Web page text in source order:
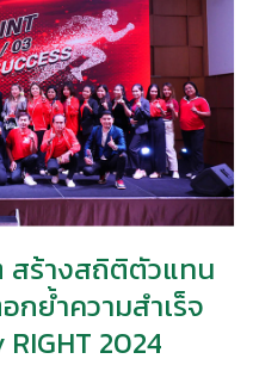
สร้างสถิติตัวแทน
กย้ำความสำเร็จ
2024